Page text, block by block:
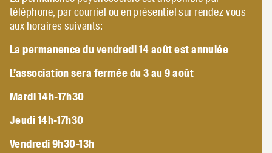
téléphone, par courriel ou en présentiel sur rendez-vous
aux horaires suivants:
La permanence du vendredi 14 août est annulée
L’association sera fermée du 3 au 9 août
Mardi 14h-17h30
Jeudi 14h-17h30
Vendredi 9h30-13h